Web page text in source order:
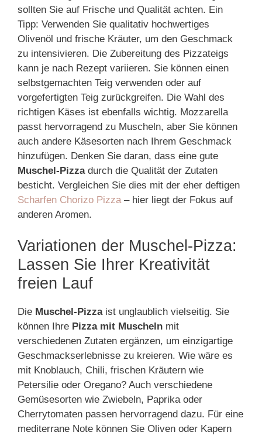
sollten Sie auf Frische und Qualität achten. Ein
Tipp: Verwenden Sie qualitativ hochwertiges
Olivenöl und frische Kräuter, um den Geschmack
zu intensivieren. Die Zubereitung des Pizzateigs
kann je nach Rezept variieren. Sie können einen
selbstgemachten Teig verwenden oder auf
vorgefertigten Teig zurückgreifen. Die Wahl des
richtigen Käses ist ebenfalls wichtig. Mozzarella
passt hervorragend zu Muscheln, aber Sie können
auch andere Käsesorten nach Ihrem Geschmack
hinzufügen. Denken Sie daran, dass eine gute
Muschel-Pizzadurch die Qualität der Zutaten
besticht. Vergleichen Sie dies mit der eher deftigen
Scharfen Chorizo Pizza – hier liegt der Fokus auf
anderen Aromen.
Variationen der Muschel-Pizza:
Lassen Sie Ihrer Kreativität
freien Lauf
Die Muschel-Pizzaist unglaublich vielseitig. Sie
können Ihre Pizza mit Muscheln mit
verschiedenen Zutaten ergänzen, um einzigartige
Geschmackserlebnisse zu kreieren. Wie wäre es
mit Knoblauch, Chili, frischen Kräutern wie
Petersilie oder Oregano? Auch verschiedene
Gemüsesorten wie Zwiebeln, Paprika oder
Cherrytomaten passen hervorragend dazu. Für eine
mediterrane Note können Sie Oliven oder Kapern